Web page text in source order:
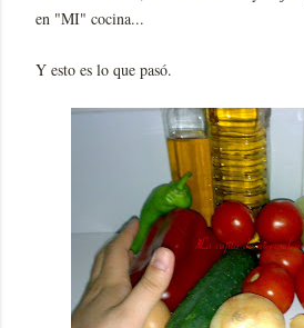
en "MI" cocina...
Y esto es lo que pasó.